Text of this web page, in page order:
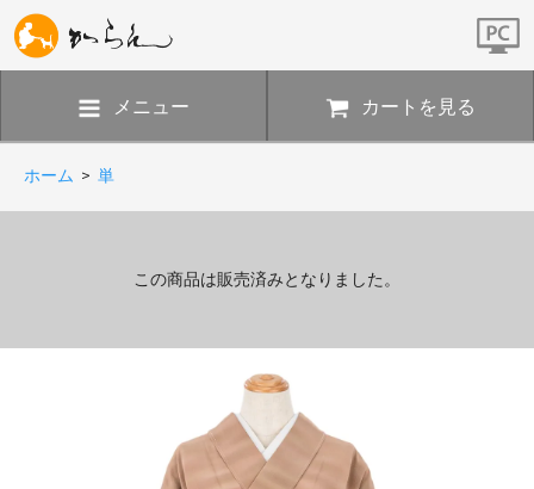
メニュー カートを見る
ホーム > 単
この商品は販売済みとなりました。